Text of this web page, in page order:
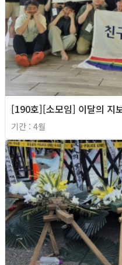
[190호][소모임] 이달의 지
기간 : 4월